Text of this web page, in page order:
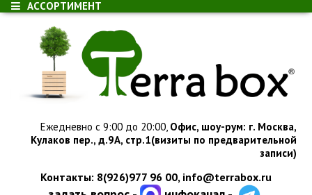
АССОРТИМЕНТ
Ежедневно с 9:00 до 20:00, Офис, шоу-рум: г. Москва,
Кулаков пер., д.9А, стр.1(визиты по предварительной
записи)
Контакты: 8(926)977 96 00, info@terrabox.ru